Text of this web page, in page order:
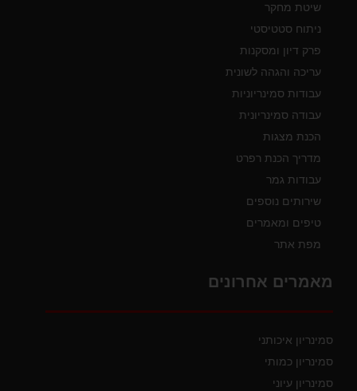
שיטת מחקר
ניתוח סטטיסטי
פרק דיון ומסקנות
עריכה והגהה לשונית
עבודות סמינריוניות
עבודה סמינריונית
הכנת מצגות
מדריך הכנת רפרט
עבודות גמר
שירותים נוספים
טיפים ומאמרים
מפת אתר
מאמרים אחרונים
סמינריון איכותני
סמינריון כמותי
סמינריון עיוני